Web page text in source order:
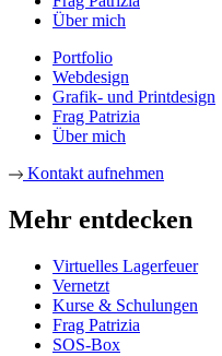
Über mich
Portfolio
Webdesign
Grafik- und Printdesign
Frag Patrizia
Über mich
Kontakt aufnehmen
Mehr entdecken
Virtuelles Lagerfeuer
Vernetzt
Kurse & Schulungen
Frag Patrizia
SOS-Box